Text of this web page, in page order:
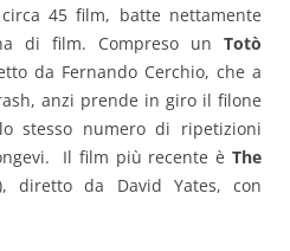
45 film, batte nettamente
di film. Compreso un Totò
da Fernando Cerchio, che a
anzi prende in giro il filone
stesso numero di ripetizioni
Il film più recente è The
diretto da David Yates, con